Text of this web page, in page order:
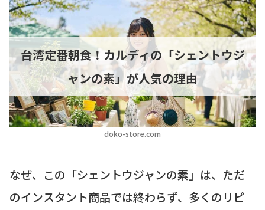
doko-store.com
台湾定番朝食！カルディの「シェントウジ
ャンの素」が人気の理由
なぜ、この「シェントウジャンの素」は、ただ
のインスタント商品では終わらず、多くのリピ